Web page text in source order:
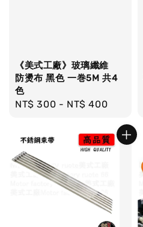
《美式工廠》玻璃纖維
防燙布 黑色 一巻5M 共4
色
Regular
NT$ 300 - NT$ 400